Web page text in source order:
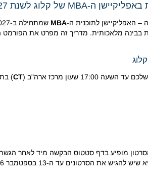
האפליקיישן לתוכנית ה-MBA
בבינה מלאכותית. מדריך זה מפרט את
CT
)